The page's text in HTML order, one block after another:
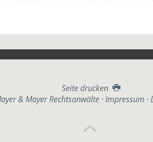
Seite drucken
& Mayer Rechtsanwälte Impressum